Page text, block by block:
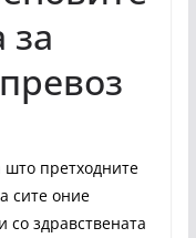
за
што претходните
сите оние
здравствената